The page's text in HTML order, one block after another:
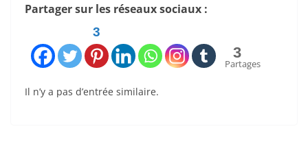
Partager sur les réseaux sociaux :
3
3
Partages
Il n’y a pas d’entrée similaire.